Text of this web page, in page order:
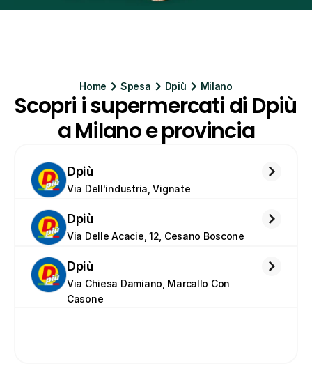
Home Spesa Dpiù Milano
Scopri i supermercati di Dpiù
a Milano e provincia
Dpiù
Via Dell'industria, Vignate
Dpiù
Via Delle Acacie, 12, Cesano Boscone
Dpiù
Via Chiesa Damiano, Marcallo Con
Casone